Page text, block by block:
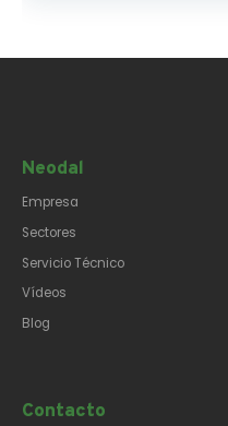
Neodal
Empresa
Sectores
Servicio Técnico
Vídeos
Blog
Contacto​